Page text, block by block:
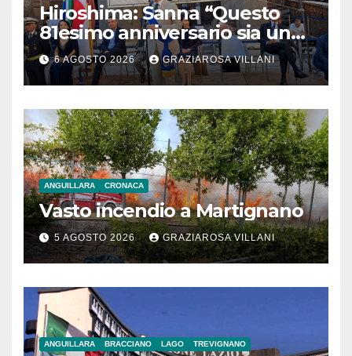
Hiroshima: Sanna “Questo
81esimo anniversario sia un
monito per tutti”
6 AGOSTO 2026 GRAZIAROSA VILLANI
ANGUILLARA CRONACA
Vasto incendio a Martignano
5 AGOSTO 2026 GRAZIAROSA VILLANI
ANGUILLARA BRACCIANO LAGO TREVIGNANO